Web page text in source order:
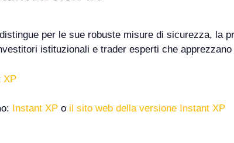
per le sue robuste misure di sicurezza, la
istituzionali e trader esperti che
XP
Instant XP o il sito web della versione Instant XP